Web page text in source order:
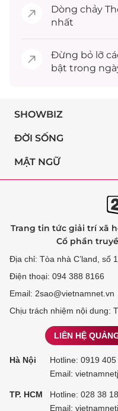
Dòng chảy
nhất
Đừng bỏ lỡ
bật trong
SHOWBIZ
ĐỜI SỐNG
MẬT NGỮ
Trang tin tức giải trí xã
Cổ phần
Địa chỉ: Tòa nhà C’land, số
Điện thoại: 094 388 8166
Email: 2sao@vietnamnet.vn
Chịu trách nhiệm nội dung:
LIÊN HỆ
Hà Nội Hotline: 0919 405
Email:
TP. HCM Hotline: 028 38
Email: